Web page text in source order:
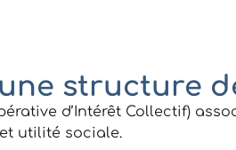
une structure
d’Intérêt Collectif)
utilité sociale.